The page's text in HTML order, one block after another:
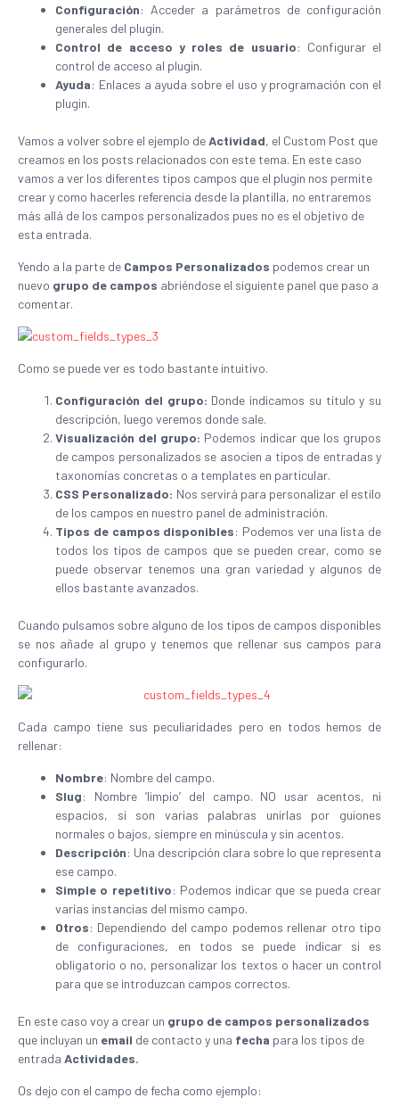
Configuración: Acceder a parámetros de configuración
generales del plugin.
Control de acceso y roles de usuario: Configurar el
control de acceso al plugin.
Ayuda: Enlaces a ayuda sobre el uso y programación con el
plugin.
Vamos a volver sobre el ejemplo deActividad, el Custom Post que
creamos en los posts relacionados con este tema. En este caso
vamos a ver los diferentes tipos campos que el plugin nos permite
crear y como hacerles referencia desde la plantilla, no entraremos
más allá de los campos personalizados pues no es el objetivo de
esta entrada.
Yendo a la parte de Campos Personalizados podemos crear un
nuevo grupo de campos abriéndose el siguiente panel que paso a
comentar.
Como se puede ver es todo bastante intuitivo.
Configuración del grupo: Donde indicamos su título y su
descripción, luego veremos donde sale.
Visualización del grupo: Podemos indicar que los grupos
de campos personalizados se asocien a tipos de entradas y
taxonomías concretas o a templates en particular.
CSS Personalizado: Nos servirá para personalizar el estilo
de los campos en nuestro panel de administración.
Tipos de campos disponibles: Podemos ver una lista de
todos los tipos de campos que se pueden crear, como se
puede observar tenemos una gran variedad y algunos de
ellos bastante avanzados.
Cuando pulsamos sobre alguno de los tipos de campos disponibles
se nos añade al grupo y tenemos que rellenar sus campos para
configurarlo.
Cada campo tiene sus peculiaridades pero en todos hemos de
rellenar:
Nombre: Nombre del campo.
Slug: Nombre ‘limpio’ del campo. NO usar acentos, ni
espacios, si son varias palabras unirlas por guiones
normales o bajos, siempre en minúscula y sin acentos.
Descripción: Una descripción clara sobre lo que representa
ese campo.
Simple o repetitivo: Podemos indicar que se pueda crear
varias instancias del mismo campo.
Otros: Dependiendo del campo podemos rellenar otro tipo
de configuraciones, en todos se puede indicar si es
obligatorio o no, personalizar los textos o hacer un control
para que se introduzcan campos correctos.
En este caso voy a crear un grupo de campos personalizados
que incluyan un email de contacto y una fecha para los tipos de
entrada Actividades.
Os dejo con el campo de fecha como ejemplo: